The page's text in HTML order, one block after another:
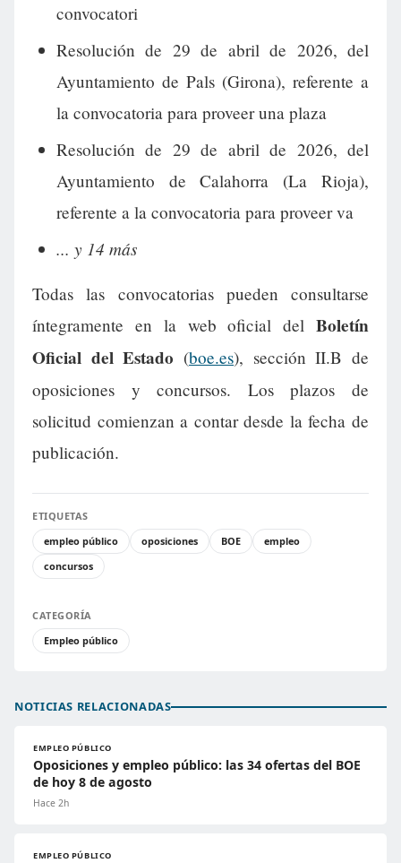
convocatori
Resolución de 29 de abril de 2026, del
Ayuntamiento de Pals (Girona), referente a
la convocatoria para proveer una plaza
Resolución de 29 de abril de 2026, del
Ayuntamiento de Calahorra (La Rioja),
referente a la convocatoria para proveer va
... y 14 más
Todas las convocatorias pueden consultarse
íntegramente en la web oficial del Boletín
Oficial del Estado (boe.es), sección II.B de
oposiciones y concursos. Los plazos de
solicitud comienzan a contar desde la fecha de
publicación.
ETIQUETAS
empleo público
oposiciones BOE
empleo
concursos
CATEGORÍA
Empleo público
NOTICIAS RELACIONADAS
EMPLEO PÚBLICO
Oposiciones y empleo público: las 34 ofertas del BOE
de hoy 8 de agosto
Hace 2h
EMPLEO PÚBLICO